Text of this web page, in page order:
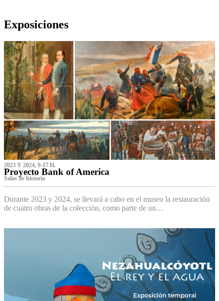
Exposiciones
2023 Y 2024, 9-17 H.
Proyecto Bank of America
S‌alas de historia
Durante 2023 y 2024, se llevará a cabo en el museo la restauración
de cuatro obras de la colección, como parte de un…